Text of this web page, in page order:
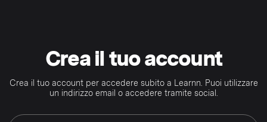
Crea il tuo account
Crea il tuo account per accedere subito a Learnn. Puoi utilizzare
un indirizzo email o accedere tramite social.